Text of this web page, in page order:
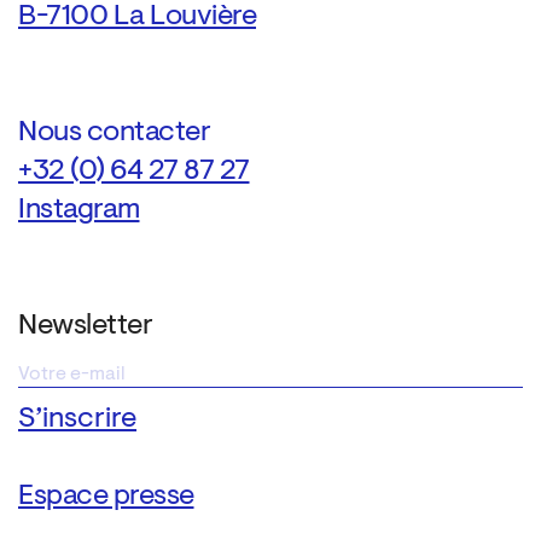
B-7100 La Louvière
Nous contacter
+32 (0) 64 27 87 27
Instagram
Newsletter
Espace presse